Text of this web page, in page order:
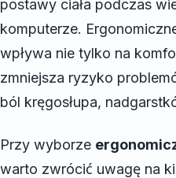
postawy ciała podczas
komputerze.
wpływa nie tylko na
zmniejsza ryzyko
ból kręgosłupa,
Przy wyborze
warto zwrócić uwagę na